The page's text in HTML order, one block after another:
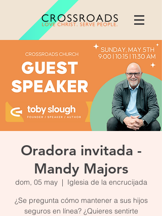
Oradora invitada -
Mandy Majors
dom, 05 may
  |
Iglesia de la encrucijada
¿Se pregunta cómo mantener a sus hijos
seguros en línea? ¿Quieres sentirte